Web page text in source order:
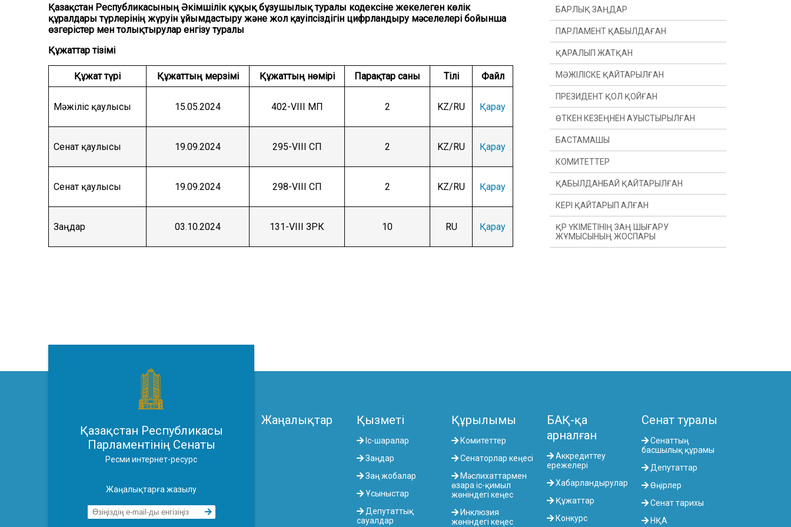
Қазақстан Республикасының Әкімшілік құқық бұзушылық туралы кодексіне жекелеген көлік
құралдары түрлерінің жүруін ұйымдастыру және жол қауіпсіздігін цифрландыру мәселелері бойынша
өзгерістер мен толықтырулар енгізу туралы
Құжаттар тізімі
Құжат түрі Құжаттың мерзімі Құжаттың нөмірі Парақтар саны Тілі Файл
Мәжіліс қаулысы 15.05.2024 402-VIII МП 2 KZ/RU Қарау
Сенат қаулысы 19.09.2024 295-VIII СП 2 KZ/RU Қарау
Сенат қаулысы 19.09.2024 298-VIII СП 2 KZ/RU Қарау
Заңдар 03.10.2024 131-VIII ЗРК 10 RU Қарау
БАРЛЫҚ ЗАҢДАР
ПАРЛАМЕНТ ҚАБЫЛДАҒАН
ҚАРАЛЫП ЖАТҚАН
МӘЖІЛІСКЕ ҚАЙТАРЫЛҒАН
ПРЕЗИДЕНТ ҚОЛ ҚОЙҒАН
ӨТКЕН КЕЗЕҢНЕН АУЫСТЫРЫЛҒАН
ӨТКЕН ЖЫЛДАН
ӨТКЕН СЕССИЯДАН
БАСТАМАШЫ
ПРЕЗИДЕНТ
ДЕПУТАТ(Ы)
ҮКІМЕТ
КОМИТЕТТЕР
КОНСТИТУЦИЯЛЫҚ ЗАҢНАМА, СОТ
ЖҮЙЕСІ ЖӘНЕ ҚҰҚЫҚ ҚОРҒАУ
ОРГАНДАРЫ КОМИТЕТІ
ҚАРЖЫ ЖӘНЕ БЮДЖЕТ КОМИТЕТІ
ХАЛЫҚАРАЛЫҚ ҚАТЫНАСТАР,
ҚАБЫЛДАНБАЙ ҚАЙТАРЫЛҒАН
КЕРІ ҚАЙТАРЫП АЛҒАН
ҚР ҮКІМЕТІНІҢ ЗАҢ ШЫҒАРУ
ЖҰМЫСЫНЫҢ ЖОСПАРЫ
Қазақстан Республикасы
Парламентінің Сенаты
Ресми интернет-ресурс
Жаңалықтарға жазылу
Жаңалықтар Қызметі
Іс-шаралар
Заңдар
Заң жобалар
Ұсыныстар
Депутаттық
сауалдар
Құрылымы
Комитеттер
Сенаторлар кеңесі
Мәслихаттармен
өзара іс-қимыл
жөніндегі кеңес
Инклюзия
жөніндегі кеңес
БАҚ-қа
арналған
Аккредиттеу
ережелері
Хабарландырулар
Құжаттар
Конкурс
Сенат туралы
Сенаттың
басшылық құрамы
Депутаттар
Өңірлер
Сенат тарихы
НҚА